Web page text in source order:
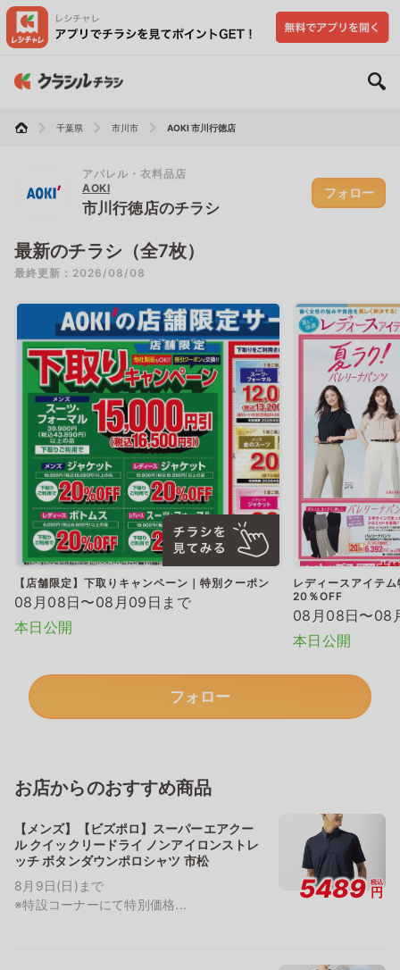
千葉県 市川市 AOKI 市川行徳店
アパレル・衣料品店
AOKI
市川行徳店のチラシ
フォロー
最新のチラシ（全7枚）
最終更新：2026/08/08
【店舗限定】下取りキャンペーン｜特別クーポン
08月08日〜08月09日まで
本日公開
レディースアイテ
20％OFF
08月08日〜08
本日公開
フォロー
お店からのおすすめ商品
【メンズ】【ビズポロ】スーパーエアクー
ル クイックリードライ ノンアイロンストレ
ッチ ボタンダウンポロシャツ 市松
8月9日(日)まで
※特設コーナーにて特別価格...
5489 税込
円